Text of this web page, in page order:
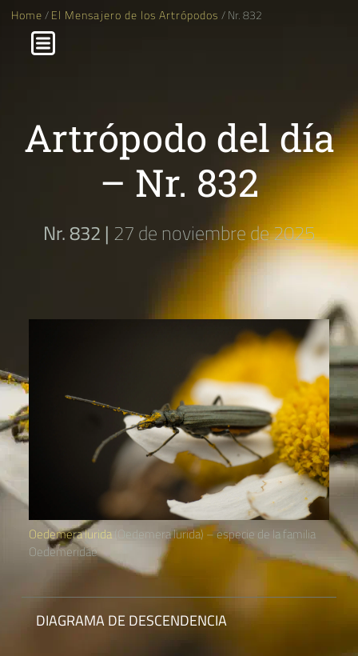
Home/El Mensajero de los Artrópodos / Nr. 832
Artrópodo del día
– Nr. 832
Nr. 832 | 27 de noviembre de 2025
Oedemera lurida(Oedemera lurida) – especie de la familia
Oedemeridae
DIAGRAMA DE DESCENDENCIA